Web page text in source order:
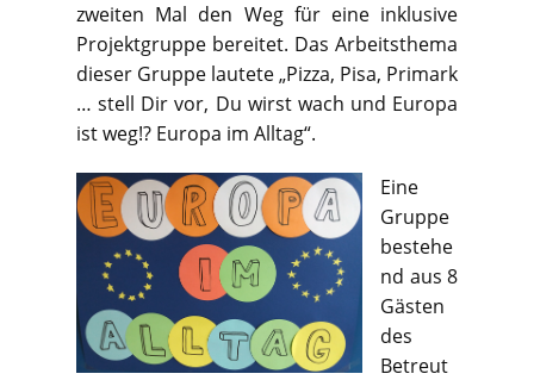
zweiten Mal den Weg für eine inklusive
Projektgruppe bereitet. Das Arbeitsthema
dieser Gruppe lautete „Pizza, Pisa, Primark
… stell Dir vor, Du wirst wach und Europa
ist weg!? Europa im Alltag“.
Eine
Gruppe
bestehe
nd aus 8
Gästen
des
Betreut